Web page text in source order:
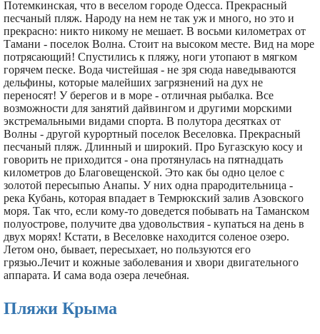
Потемкинская, что в веселом городе Одесса. Прекрасный
песчаный пляж. Народу на нем не так уж и много, но это и
прекрасно: никто никому не мешает. В восьми километрах от
Тамани - поселок Волна. Стоит на высоком месте. Вид на море
потрясающий! Спустились к пляжу, ноги утопают в мягком
горячем песке. Вода чистейшая - не зря сюда наведываются
дельфины, которые малейших загрязнений на дух не
переносят! У берегов и в море - отличная рыбалка. Все
возможности для занятий дайвингом и другими морскими
экстремальными видами спорта. В полутора десятках от
Волны - другой курортный поселок Веселовка. Прекрасный
песчаный пляж. Длинный и широкий. Про Бугазскую косу и
говорить не приходится - она протянулась на пятнадцать
километров до Благовещенской. Это как бы одно целое с
золотой пересыпью Анапы. У них одна прародительница -
река Кубань, которая впадает в Темрюкский залив Азовского
моря. Так что, если кому-то доведется побывать на Таманском
полуострове, получите два удовольствия - купаться на день в
двух морях! Кстати, в Веселовке находится соленое озеро.
Летом оно, бывает, пересыхает, но пользуются его
грязью.Лечит и кожные заболевания и хвори двигательного
аппарата. И сама вода озера лечебная.
Пляжи Крыма